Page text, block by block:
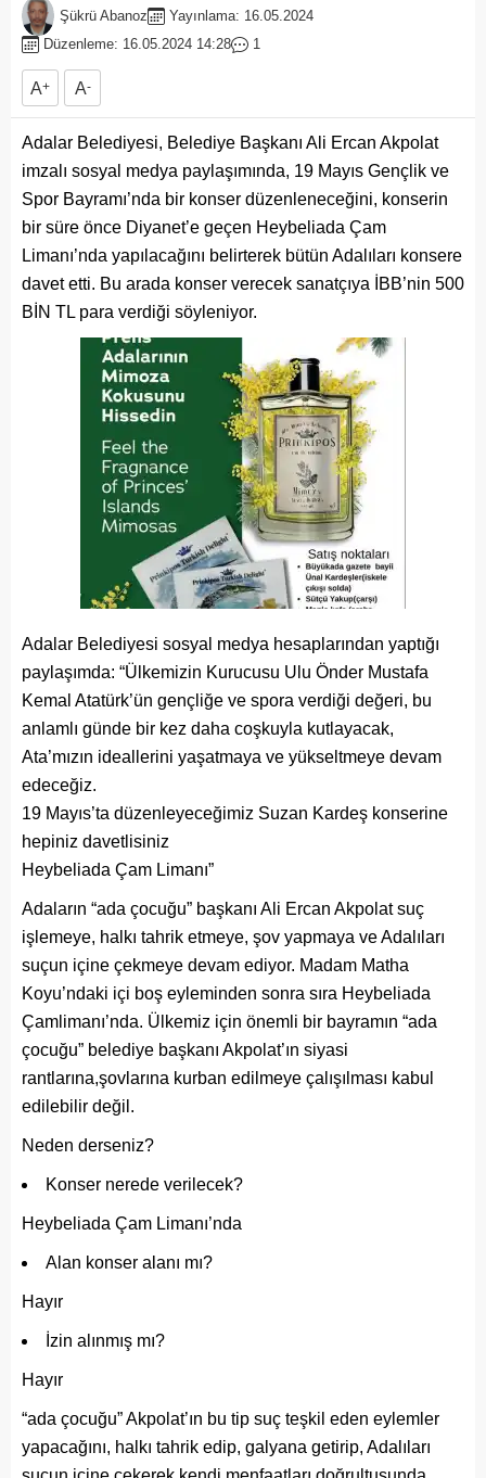
Şükrü Abanoz
Yayınlama: 16.05.2024
Düzenleme: 16.05.2024 14:28
1
A+ A-
Adalar Belediyesi, Belediye Başkanı Ali Ercan Akpolat
imzalı sosyal medya paylaşımında, 19 Mayıs Gençlik ve
Spor Bayramı’nda bir konser düzenleneceğini, konserin
bir süre önce Diyanet’e geçen Heybeliada Çam
Limanı’nda yapılacağını belirterek bütün Adalıları konsere
davet etti. Bu arada konser verecek sanatçıya İBB’nin 500
BİN TL para verdiği söyleniyor.
Adalar Belediyesi sosyal medya hesaplarından yaptığı
paylaşımda: “Ülkemizin Kurucusu Ulu Önder Mustafa
Kemal Atatürk’ün gençliğe ve spora verdiği değeri, bu
anlamlı günde bir kez daha coşkuyla kutlayacak,
Ata’mızın ideallerini yaşatmaya ve yükseltmeye devam
edeceğiz.
19 Mayıs’ta düzenleyeceğimiz Suzan Kardeş konserine
hepiniz davetlisiniz
Heybeliada Çam Limanı”
Adaların “ada çocuğu” başkanı Ali Ercan Akpolat suç
işlemeye, halkı tahrik etmeye, şov yapmaya ve Adalıları
suçun içine çekmeye devam ediyor. Madam Matha
Koyu’ndaki içi boş eyleminden sonra sıra Heybeliada
Çamlimanı’nda. Ülkemiz için önemli bir bayramın “ada
çocuğu” belediye başkanı Akpolat’ın siyasi
rantlarına,şovlarına kurban edilmeye çalışılması kabul
edilebilir değil.
Neden derseniz?
Konser nerede verilecek?
Heybeliada Çam Limanı’nda
Alan konser alanı mı?
Hayır
İzin alınmış mı?
Hayır
“ada çocuğu” Akpolat’ın bu tip suç teşkil eden eylemler
yapacağını, halkı tahrik edip, galyana getirip, Adalıları